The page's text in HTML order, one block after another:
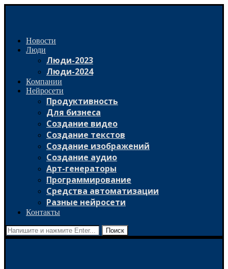
Новости
Люди
Люди-2023
Люди-2024
Компании
Нейросети
Продуктивность
Для бизнеса
Создание видео
Создание текстов
Создание изображений
Создание аудио
Арт-генераторы
Программирование
Средства автоматизации
Разные нейросети
Контакты
Поиск